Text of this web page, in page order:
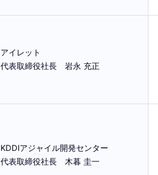
アイレット
代表取締役社長 岩永 充正
KDDIアジャイル開発センター
代表取締役社長 木暮 圭一